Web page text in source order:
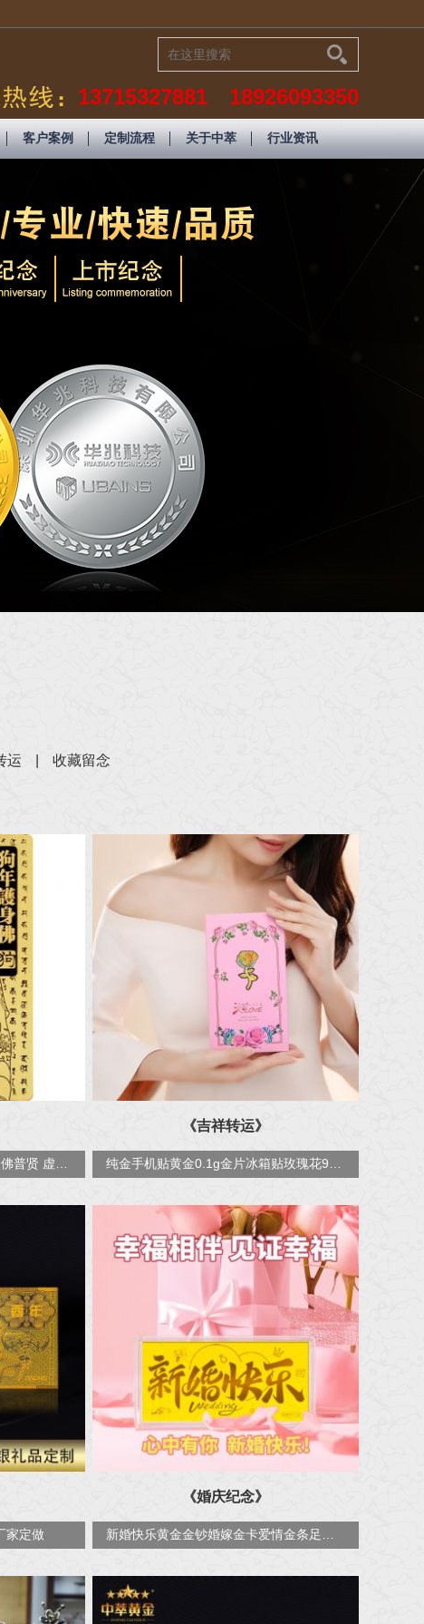
13715327881 18926093350
客户案例 定制流程 关于中萃 行业资讯
运 收藏留念
《吉祥转运》
家定做
《婚庆纪念》